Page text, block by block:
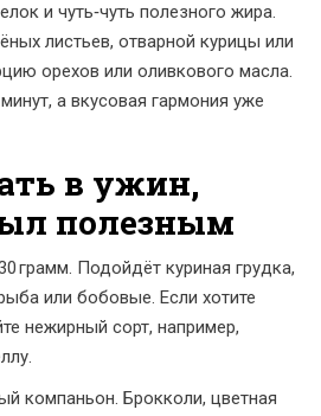
и чуть‑чуть полезного жира.
листьев, отварной курицы или
орехов или оливкового масла.
а вкусовая гармония уже
в ужин,
полезным
грамм. Подойдёт куриная грудка,
или бобовые. Если хотите
нежирный сорт, например,
компаньон. Брокколи, цветная